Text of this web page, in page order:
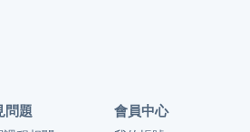
問題 會員中心